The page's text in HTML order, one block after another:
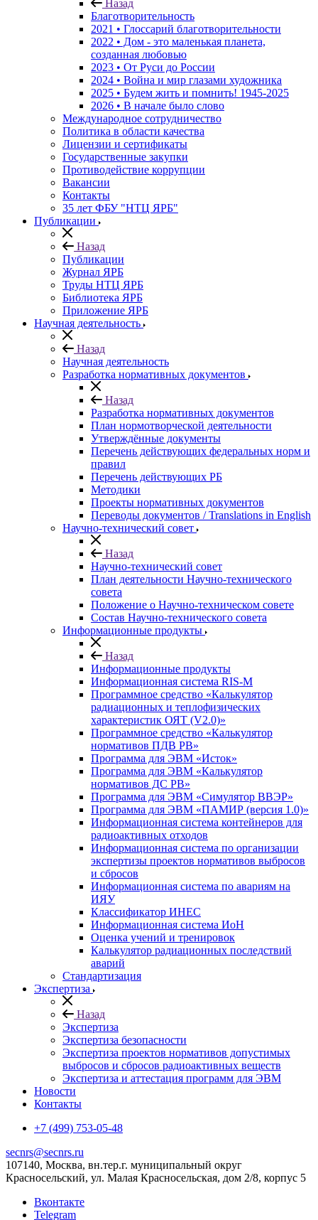
Назад
Благотворительность
2021 • Глоссарий благотворительности
2022 • Дом - это маленькая планета,
созданная любовью
2023 • От Руси до России
2024 • Война и мир глазами художника
2025 • Будем жить и помнить! 1945-2025
2026 • В начале было слово
Международное сотрудничество
Политика в области качества
Лицензии и сертификаты
Государственные закупки
Противодействие коррупции
Вакансии
Контакты
35 лет ФБУ "НТЦ ЯРБ"
Публикации
Назад
Публикации
Журнал ЯРБ
Труды НТЦ ЯРБ
Библиотека ЯРБ
Приложение ЯРБ
Научная деятельность
Назад
Научная деятельность
Разработка нормативных документов
Назад
Разработка нормативных документов
План нормотворческой деятельности
Утверждённые документы
Перечень действующих федеральных норм и
правил
Перечень действующих РБ
Методики
Проекты нормативных документов
Переводы документов / Translations in English
Научно-технический совет
Назад
Научно-технический совет
План деятельности Научно-технического
совета
Положение о Научно-техническом совете
Состав Научно-технического совета
Информационные продукты
Назад
Информационные продукты
Информационная система RIS-M
Программное средство «Калькулятор
радиационных и теплофизических
характеристик ОЯТ (V2.0)»
Программное средство «Калькулятор
нормативов ПДВ РВ»
Программа для ЭВМ «Исток»
Программа для ЭВМ «Калькулятор
нормативов ДС РВ»
Программа для ЭВМ «Симулятор ВВЭР»
Программа для ЭВМ «ПАМИР (версия 1.0)»
Информационная система контейнеров для
радиоактивных отходов
Информационная система по организации
экспертизы проектов нормативов выбросов
и сбросов
Информационная система по авариям на
ИЯУ
Классификатор ИНЕС
Информационная система ИоН
Оценка учений и тренировок
Калькулятор радиационных последствий
аварий
Стандартизация
Экспертиза
Назад
Экспертиза
Экспертиза безопасности
Экспертиза проектов нормативов допустимых
выбросов и сбросов радиоактивных веществ
Экспертиза и аттестация программ для ЭВМ
Новости
Контакты
+7 (499) 753-05-48
secnrs@secnrs.ru
107140, Москва, вн.тер.г. муниципальный округ
Красносельский, ул. Малая Красносельская, дом 2/8, корпус 5
Вконтакте
Telegram